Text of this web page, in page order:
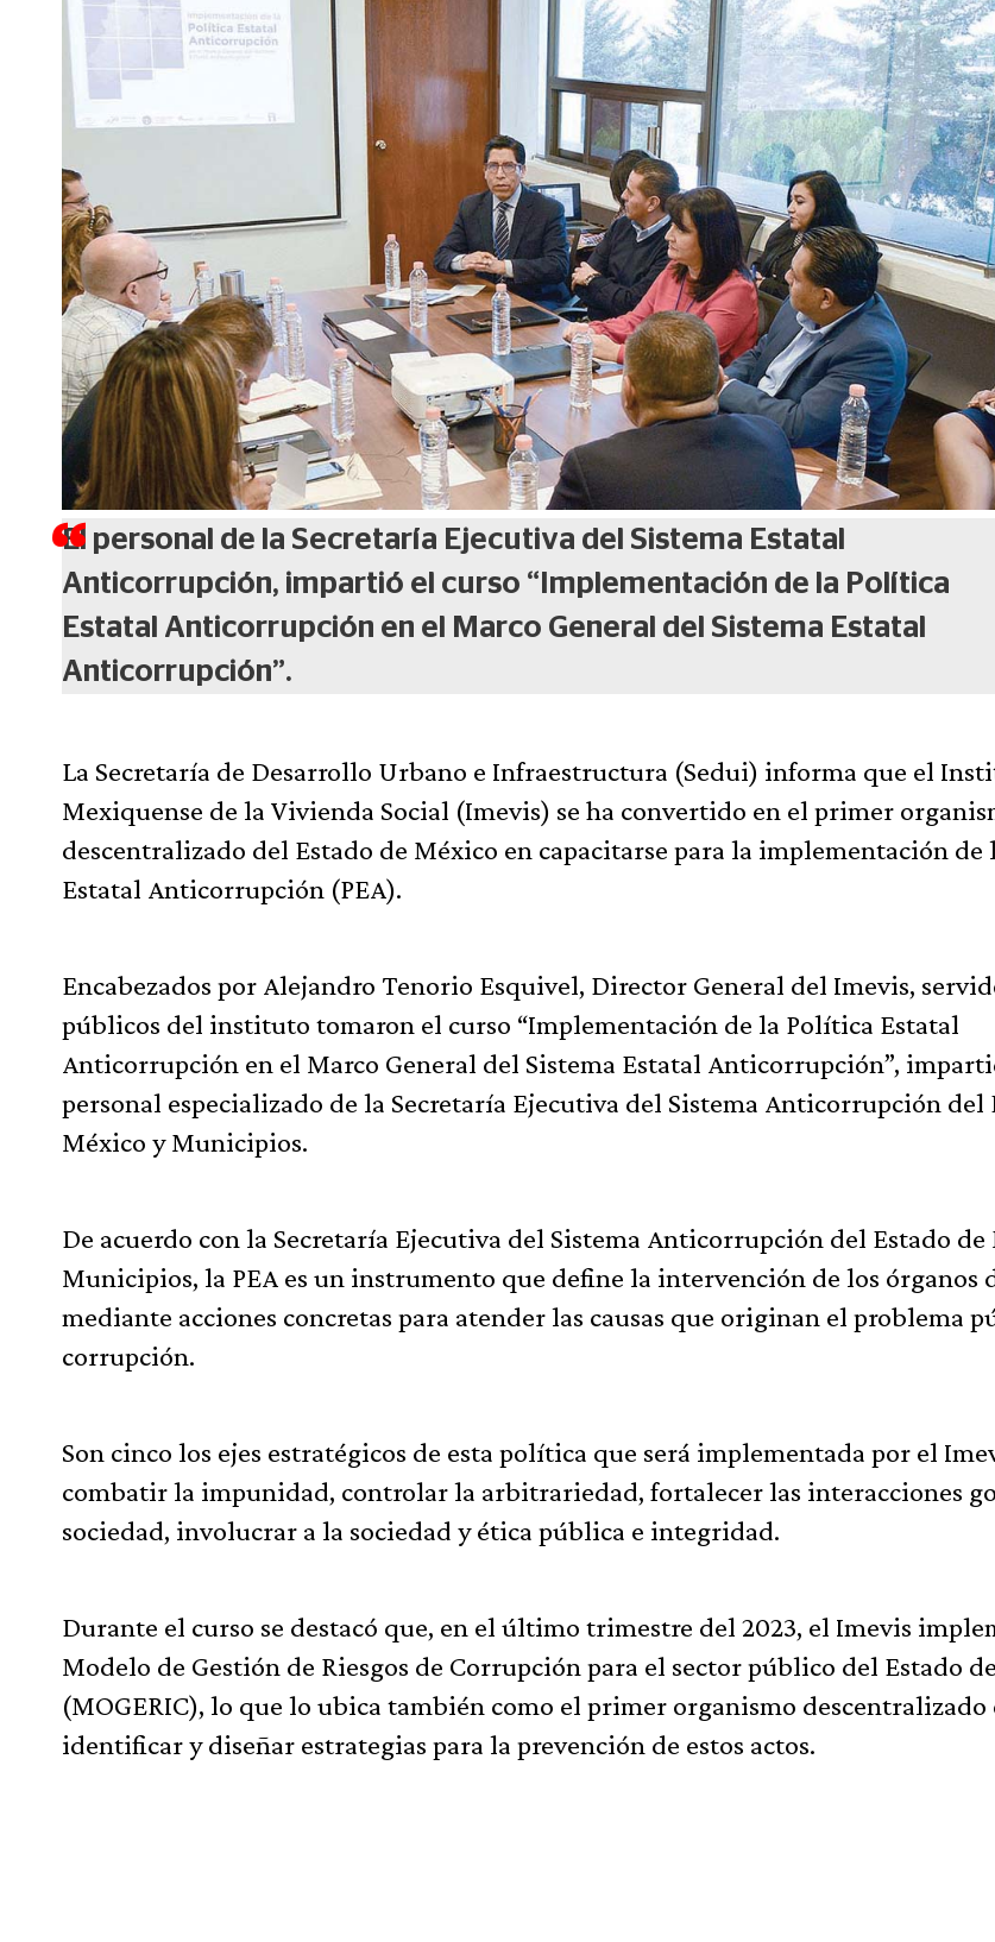
El personal de la Secretaría Ejecutiva del Sistema Estatal
Anticorrupción, impartió el curso “Implementación de la Política
Estatal Anticorrupción en el Marco General del Sistema Estatal
Anticorrupción”.
La Secretaría de Desarrollo Urbano e Infraestructura (Sedui) informa que el
Mexiquense de la Vivienda Social (Imevis) se ha convertido en el primer
descentralizado del Estado de México en capacitarse para la implementación de
Estatal Anticorrupción (PEA).
Encabezados por Alejandro Tenorio Esquivel, Director General del Imevis,
públicos del instituto tomaron el curso “Implementación de la Política Estatal
Anticorrupción en el Marco General del Sistema Estatal Anticorrupción”,
personal especializado de la Secretaría Ejecutiva del Sistema Anticorrupción del
México y Municipios.
De acuerdo con la Secretaría Ejecutiva del Sistema Anticorrupción del Estado de
Municipios, la PEA es un instrumento que define la intervención de los órganos
mediante acciones concretas para atender las causas que originan el problema
corrupción.
Son cinco los ejes estratégicos de esta política que será implementada por el
combatir la impunidad, controlar la arbitrariedad, fortalecer las interacciones
sociedad, involucrar a la sociedad y ética pública e integridad.
Durante el curso se destacó que, en el último trimestre del 2023, el Imevis
Modelo de Gestión de Riesgos de Corrupción para el sector público del Estado
(MOGERIC), lo que lo ubica también como el primer organismo descentralizado
identificar y diseñar estrategias para la prevención de estos actos.